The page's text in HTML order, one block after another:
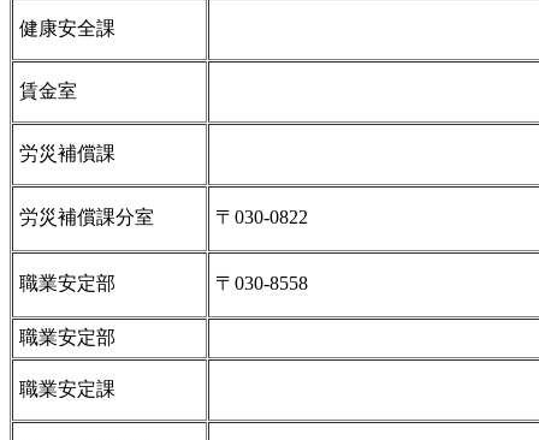
健康安全課
賃金室
労災補償課
労災補償課分室 〒030-0822
職業安定部 〒030-8558
職業安定部
職業安定課